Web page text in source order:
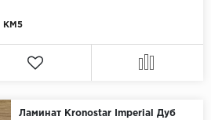
Wonderful Vinyl
КМ5
Ламинат Kronostar Imperial Дуб